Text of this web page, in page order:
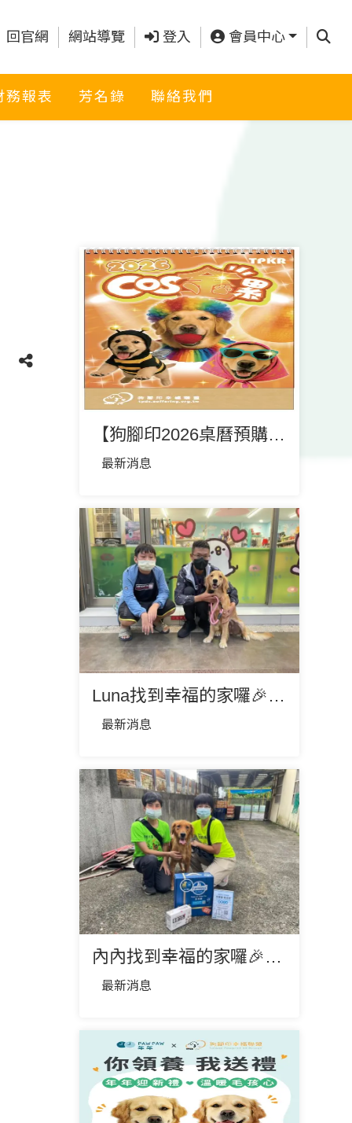
回官網 網站導覽 登入 會員中心 查詢
務報表 芳名錄 聯絡我們
【狗腳印2026桌曆預購緊急公告】
最新消息
Luna找到幸福的家囉🎉🎉❤️
最新消息
內內找到幸福的家囉🎉🎉❤️
最新消息